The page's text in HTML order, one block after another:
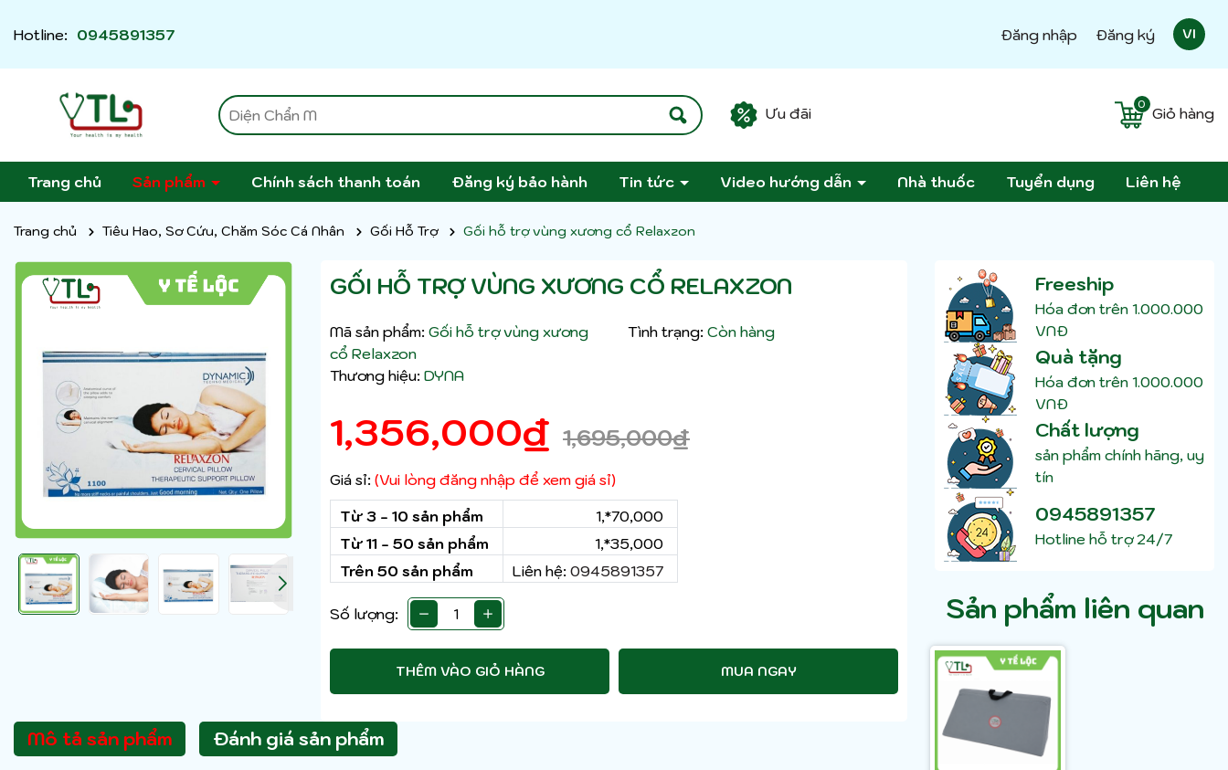
Hotline: 0945891357 Đăng nhập Đăng ký VI
Ưu đãi Giỏ hàng
0
Trang chủ Sản phẩm Chính sách thanh toán Đăng ký bảo hành Tin tức Video hướng dẫn Nhà thuốc Tuyển dụng Liên hệ
Trang chủ Tiêu Hao, Sơ Cứu, Chăm Sóc Cá Nhân Gối Hỗ Trợ Gối hỗ trợ vùng xương cổ Relaxzon
GỐI HỖ TRỢ VÙNG XƯƠNG CỔ RELAXZON
Mã sản phẩm: Gối hỗ trợ vùng xương
cổ Relaxzon
Tình trạng: Còn hàng
Thương hiệu: DYNA
1,356,000₫ 1,695,000₫
Giá sỉ: (Vui lòng đăng nhập để xem giá sỉ)
Từ 3 - 10 sản phẩm
1,*70,000
Từ 11 - 50 sản phẩm
1,*35,000
Trên 50 sản phẩm
Liên hệ: 0945891357
Số lượng:
THÊM VÀO GIỎ HÀNG MUA NGAY
Mô tả sản phẩm Đánh giá sản phẩm
Freeship
Hóa đơn trên 1.000.000
VNĐ
Quà tặng
Hóa đơn trên 1.000.000
VNĐ
Chất lượng
sản phẩm chính hãng, uy
tín
0945891357
Hotline hỗ trợ 24/7
Sản phẩm liên quan